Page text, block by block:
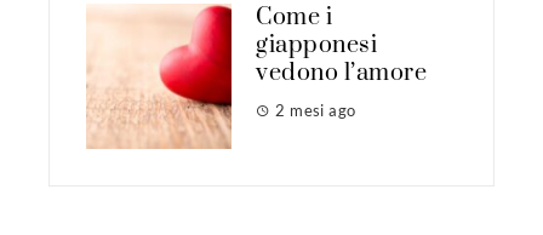
Come i
giapponesi
vedono l’amore
2 mesi ago